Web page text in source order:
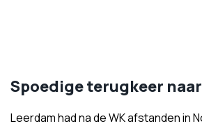
Spoedige terugkeer
Leerdam had na de WK afstanden in